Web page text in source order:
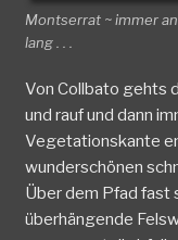
Montserrat ~ immer
lang . . .
Von Collbato gehts
und rauf und dann
Vegetationskante
wunderschönen
Über dem Pfad fast
überhängende